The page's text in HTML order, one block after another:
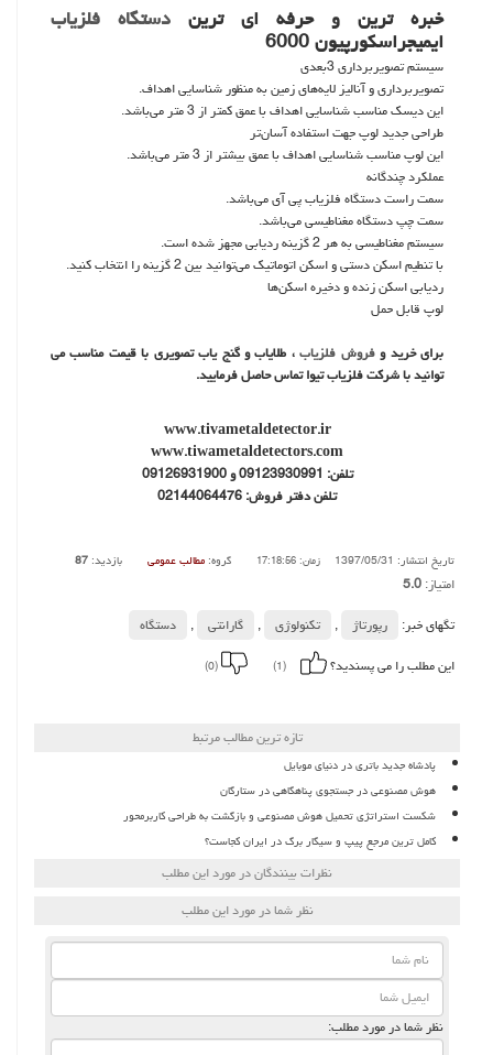
خبره ترین و حرفه ای ترین دستگاه فلزیاب
ایمیجراسکورپیون 6000
سیستم تصویربرداری 3بعدی
تصویربرداری و آنالیز لایه‌های زمین به منظور شناسایی اهداف.
این دیسک مناسب شناسایی اهداف با عمق کمتر از 3 متر می‌باشد.
طراحی جدید لوپ جهت استفاده آسان‌تر
این لوپ مناسب شناسایی اهداف با عمق بیشتر از 3 متر می‌باشد.
عملکرد چندگانه
سمت راست دستگاه فلزیاب پی آی می‌باشد.
سمت چپ دستگاه مغناطیسی می‌باشد.
سیستم مغناطیسی به هر 2 گزینه ردیابی مجهز شده است.
با تنطیم اسکن دستی و اسکن اتوماتیک می‌توانید بین 2 گزینه را انتخاب کنید.
ردیابی اسکن زنده و دخیره اسکن‌ها
لوپ قابل حمل
برای خرید وفروش فلزیاب، طلایاب و گنج یاب تصویری با قیمت مناسب می
توانید با شرکت فلزیاب تیوا تماس حاصل فرمایید.
www.tivametaldetector.ir
www.tiwametaldetectors.com
تلفن: 09123930991 و 09126931900
تلفن دفتر فروش: 02144064476
تاریخ انتشار: 1397/05/31 زمان: 17:18:56 گروه: مطالب عمومی بازدید: 87
امتیاز:5.0
تگهای خبر:
رپورتاژ , تكنولوژی , گارانتی ,
دستگاه
این مطلب را می پسندید؟
(1)
(0)
تازه ترین مطالب مرتبط
پادشاه جدید باتری در دنیای موبایل
هوش مصنوعی در جستجوی پناهگاهی در ستارگان
شکست استراتژی تحمیل هوش مصنوعی و بازگشت به طراحی کاربرمحور
کامل ترین مرجع پیپ و سیگار برگ در ایران کجاست؟
نظرات بینندگان در مورد این مطلب
نظر شما در مورد این مطلب
نظر شما در مورد مطلب: